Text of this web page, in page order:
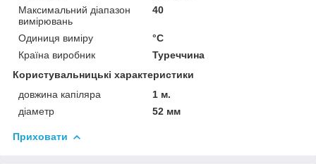
Максимальний діапазон
вимірювань
40
Одиниця виміру
°С
Країна виробник
Туреччина
Користувальницькі характеристики
довжина капіляра
1 м.
діаметр
52 мм
Приховати